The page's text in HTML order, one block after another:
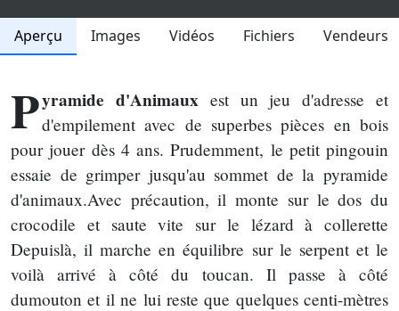
Aperçu Images Vidéos Fichiers Vendeurs
Pyramide d'Animaux est un jeu d'adresse et
d'empilement avec de superbes pièces en bois
pour jouer dès 4 ans. Prudemment, le petit pingouin
essaie de grimper jusqu'au sommet de la pyramide
d'animaux.Avec précaution, il monte sur le dos du
crocodile et saute vite sur le lézard à collerette
Depuislà, il marche en équilibre sur le serpent et le
voilà arrivé à côté du toucan. Il passe à côté
dumouton et il ne lui reste que quelques centi-mètres